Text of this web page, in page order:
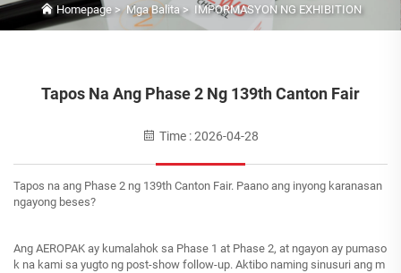
Homepage>Mga Balita> IMPORMASYON NG EXHIBITION
Tapos Na Ang Phase 2 Ng 139th Canton Fair
Time : 2026-04-28
Tapos na ang Phase 2 ng 139th Canton Fair. Paano ang inyong karanasan
ngayong beses?
Ang AEROPAK ay kumalahok sa Phase 1 at Phase 2, at ngayon ay pumaso
k na kami sa yugto ng post-show follow-up. Aktibo naming sinusuri ang m